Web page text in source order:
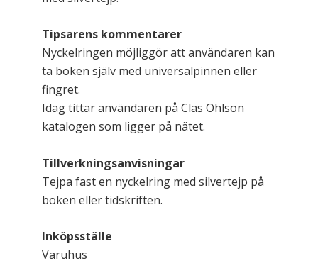
Tipsarens kommentarer
Nyckelringen möjliggör att användaren kan
ta boken själv med universalpinnen eller
fingret.
Idag tittar användaren på Clas Ohlson
katalogen som ligger på nätet.
Tillverkningsanvisningar
Tejpa fast en nyckelring med silvertejp på
boken eller tidskriften.
Inköpsställe
Varuhus